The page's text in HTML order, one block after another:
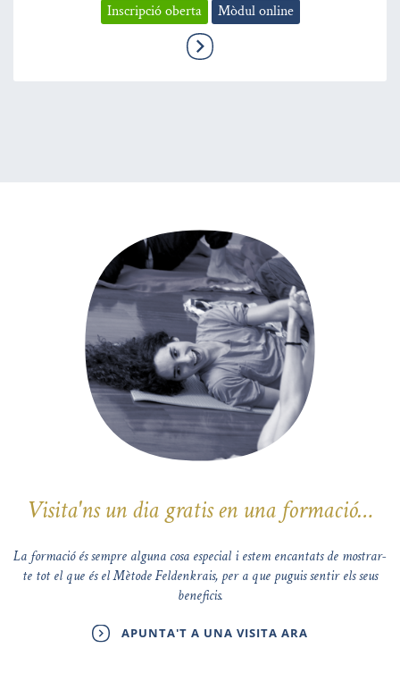
Inscripció oberta
Mòdul online
Visita'ns un dia gratis en una formació…
La formació és sempre alguna cosa especial i estem encantats de mostrar-
te tot el que és el Mètode Feldenkrais, per a que puguis sentir els seus
beneficis.
APUNTA'T A UNA VISITA ARA